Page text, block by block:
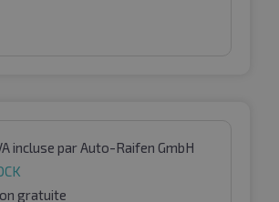
incluse par Auto-Raifen GmbH
gratuite